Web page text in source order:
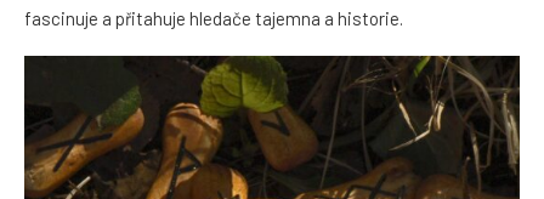
fascinuje a přitahuje hledače tajemna a historie.